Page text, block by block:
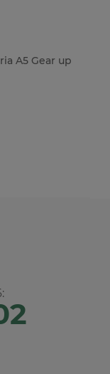
A5 Gear up